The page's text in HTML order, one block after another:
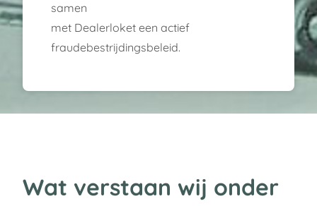
samen
met Dealerloket een actief
fraudebestrijdingsbeleid.
Wat verstaan wij onder